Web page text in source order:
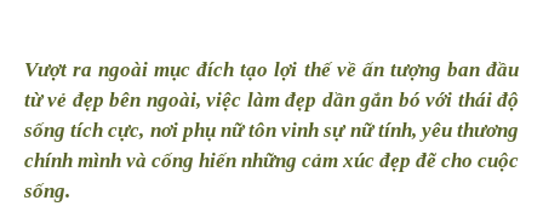
Vượt ra ngoài mục đích tạo lợi thế về ấn tượng ban đầu
từ vẻ đẹp bên ngoài, việc làm đẹp dần gắn bó với thái độ
sống tích cực, nơi phụ nữ tôn vinh sự nữ tính, yêu thương
chính mình và cống hiến những cảm xúc đẹp đẽ cho cuộc
sống.